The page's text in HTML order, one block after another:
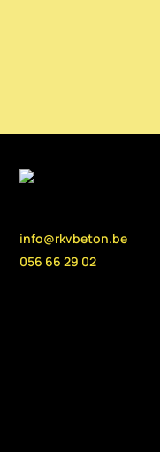
info@rkvbeton.be
056 66 29 02